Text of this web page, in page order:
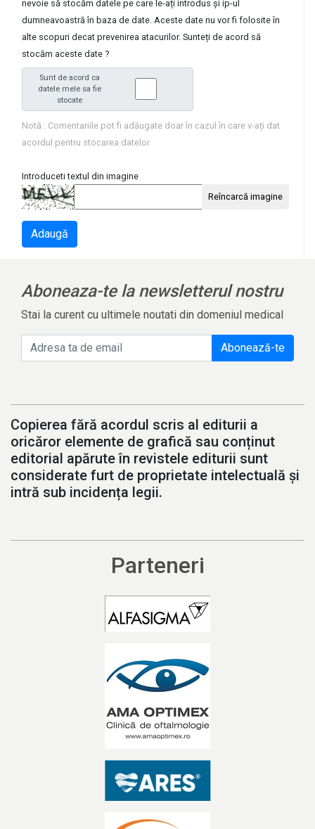
nevoie să stocăm datele pe care le-ați introdus și ip-ul
dumneavoastră în baza de date. Aceste date nu vor fi folosite în
alte scopuri decat prevenirea atacurilor. Sunteți de acord să
stocăm aceste date ?
Sunt de acord ca
datele mele sa fie
stocate
Notă : Comentariile pot fi adăugate doar în cazul în care v-ați dat
acordul pentru stocarea datelor
Introduceti textul din imagine
Reîncarcă imagine
Adaugă
Aboneaza-te la newsletterul nostru
Stai la curent cu ultimele noutati din domeniul medical
Abonează-te
Copierea fără acordul scris al editurii a
oricăror elemente de grafică sau conținut
editorial apărute în revistele editurii sunt
considerate furt de proprietate intelectuală și
intră sub incidența legii.
Parteneri